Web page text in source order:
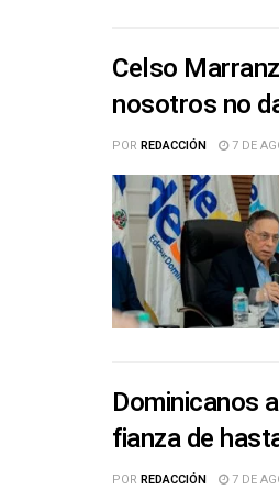
Celso
nosotros no
POR REDACCIÓN 7 DE
Dominicanos
fianza de
POR REDACCIÓN 7 DE